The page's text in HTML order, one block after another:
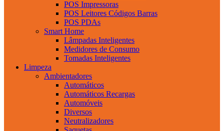
POS Impressoras
POS Leitores Códigos Barras
POS PDAs
Smart Home
Lâmpadas Inteligentes
Medidores de Consumo
Tomadas Inteligentes
Limpeza
Ambientadores
Automáticos
Automáticos Recargas
Automóveis
Diversos
Neutralizadores